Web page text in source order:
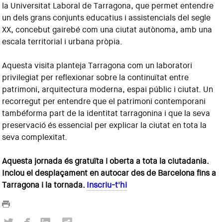
la Universitat Laboral de Tarragona, que permet entendre
un dels grans conjunts educatius i assistencials del segle
XX, concebut gairebé com una ciutat autònoma, amb una
escala territorial i urbana pròpia.
Aquesta visita planteja Tarragona com un laboratori
privilegiat per reflexionar sobre la continuïtat entre
patrimoni, arquitectura moderna, espai públic i ciutat. Un
recorregut per entendre que el patrimoni contemporani
tambéforma part de la identitat tarragonina i que la seva
preservació és essencial per explicar la ciutat en tota la
seva complexitat.
Aquesta jornada és gratuïta i oberta a tota la ciutadania.
Inclou el desplaçament en autocar des de Barcelona fins a
Tarragona i la tornada. Inscriu-t'hi